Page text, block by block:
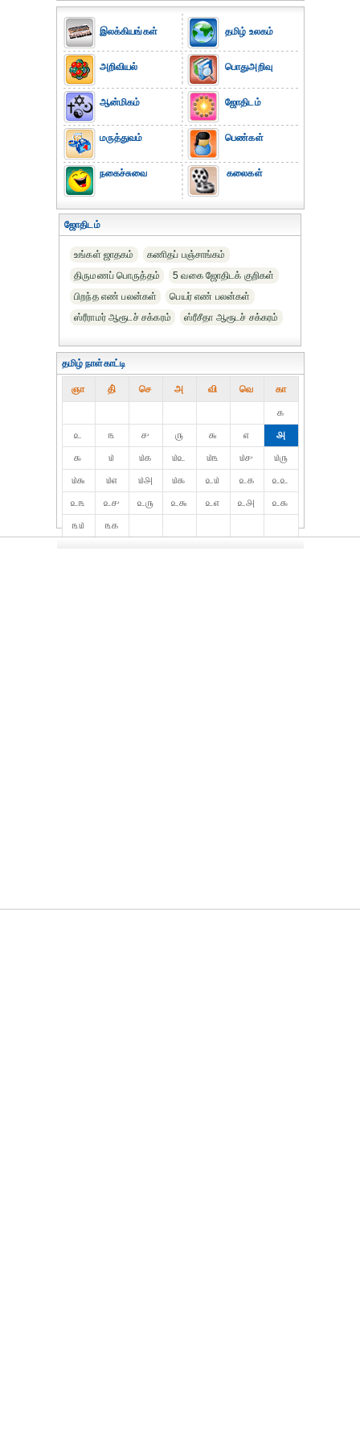
இலக்கியங்கள்
அறிவியல்
ஆன்மிகம்
மருத்துவம்
நகைச்சுவை
தமிழ் உலகம்
பொதுஅறிவு
ஜோதிடம்
பெண்கள்
கலைகள்
ஜோதிடம்
உங்கள் ஜாதகம்
கணிதப் பஞ்சாங்கம்
திருமணப் பொருத்தம்
5 வகை ஜோதிடக் குறிகள்
பிறந்த எண் பலன்கள்
பெயர் எண் பலன்கள்
ஸ்ரீராமர் ஆரூடச் சக்கரம்
ஸ்ரீசீதா ஆரூடச் சக்கரம்
தமிழ் நாள்காட்டி
ஞா தி் செ அ வி வெ கா
௧
௨
௩ ௪ ௫ ௬ ௭
௮
௯
௰ ௰௧ ௰௨ ௰௩ ௰௪
௰௫
௰௬
௰௭ ௰௮ ௰௯ ௨௰ ௨௧
௨௨
௨௩
௨௪ ௨௫ ௨௬ ௨௭ ௨௮
௨௯
௩௰
௩௧